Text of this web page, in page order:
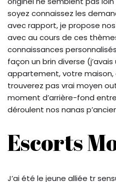
soyez connaissez les
avec rapport, je propose
avec au cours de ces
connaissances
façon un brin diverse
appartement, votre maison,
trouverez pas vrai moyen
moment d’arrière-fond
déroulent nos nanas
Escorts
J’ai été le jeune alliée tr